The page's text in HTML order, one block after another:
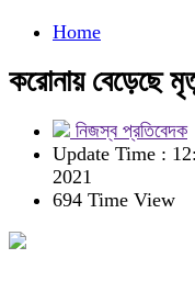
Home
করোনায় বেড়েছে
নিজস্ব প্রতিবেদক
Update Time :
2021
694 Time View